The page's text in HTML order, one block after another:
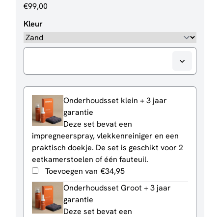
€99,00
Kleur
Onderhoudsset klein + 3 jaar
garantie
Deze set bevat een
impregneerspray, vlekkenreiniger en een
praktisch doekje. De set is geschikt voor 2
eetkamerstoelen of één fauteuil.
Toevoegen van €34,95
Onderhoudsset Groot + 3 jaar
garantie
Deze set bevat een